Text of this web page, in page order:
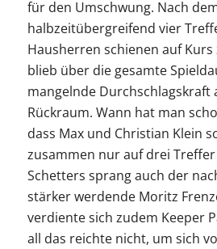
für den Umschwung. Nach
halbzeitübergreifend vier
Hausherren schienen auf Kurs
blieb über die gesamte
mangelnde Durchschlagskraft
Rückraum. Wann hat man
dass Max und Christian Klein
zusammen nur auf drei Treffer
Schetters sprang auch der
stärker werdende Moritz
verdiente sich zudem Keeper
all das reichte nicht, um sich